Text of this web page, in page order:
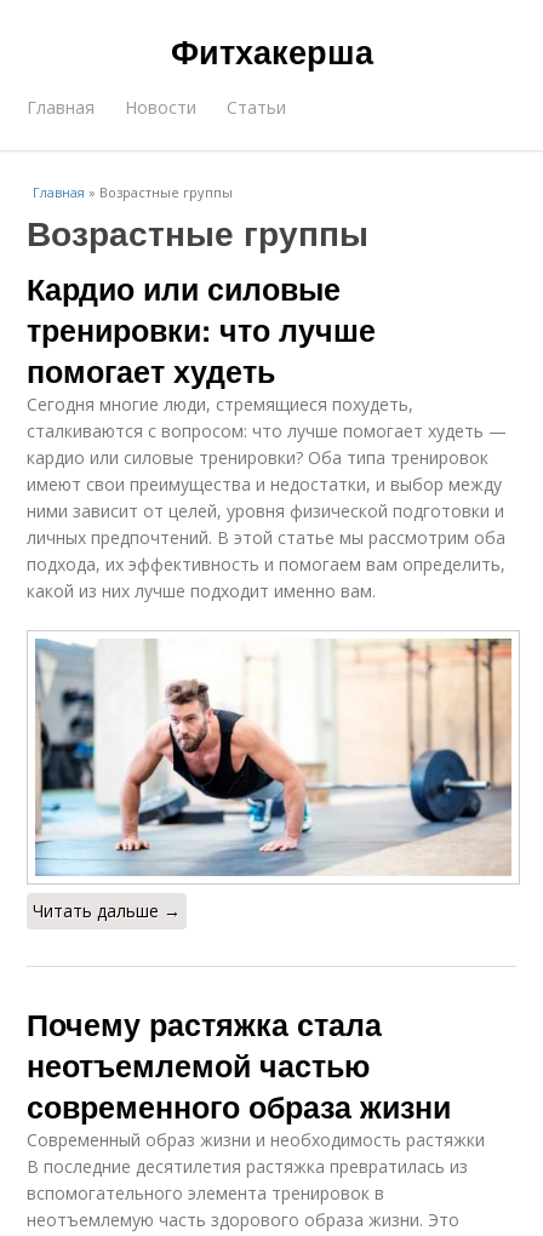
Фитхакерша
Главная Новости Статьи
Главная » Возрастные группы
Возрастные группы
Кардио или силовые
тренировки: что лучше
помогает худеть
Сегодня многие люди, стремящиеся похудеть,
сталкиваются с вопросом: что лучше помогает худеть —
кардио или силовые тренировки? Оба типа тренировок
имеют свои преимущества и недостатки, и выбор между
ними зависит от целей, уровня физической подготовки и
личных предпочтений. В этой статье мы рассмотрим оба
подхода, их эффективность и помогаем вам определить,
какой из них лучше подходит именно вам.
Читать дальше →
Почему растяжка стала
неотъемлемой частью
современного образа жизни
Современный образ жизни и необходимость растяжки
В последние десятилетия растяжка превратилась из
вспомогательного элемента тренировок в
неотъемлемую часть здорового образа жизни. Это